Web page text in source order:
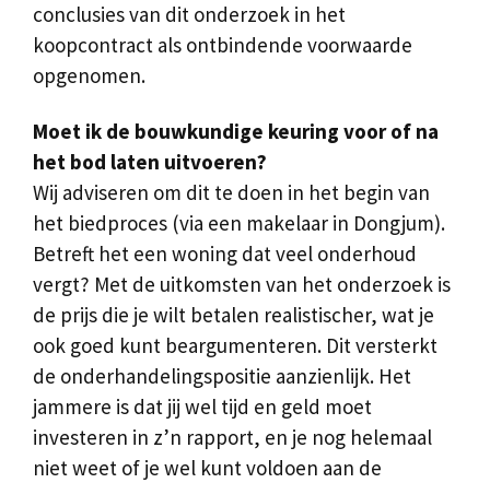
conclusies van dit onderzoek in het
koopcontract als ontbindende voorwaarde
opgenomen.
Moet ik de bouwkundige keuring voor of na
het bod laten uitvoeren?
Wij adviseren om dit te doen in het begin van
het biedproces (via een makelaar in Dongjum).
Betreft het een woning dat veel onderhoud
vergt? Met de uitkomsten van het onderzoek is
de prijs die je wilt betalen realistischer, wat je
ook goed kunt beargumenteren. Dit versterkt
de onderhandelingspositie aanzienlijk. Het
jammere is dat jij wel tijd en geld moet
investeren in z’n rapport, en je nog helemaal
niet weet of je wel kunt voldoen aan de